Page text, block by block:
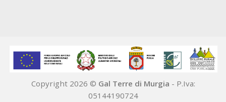
Copyright 2026 © Gal Terre di Murgia - P.Iva:
05144190724